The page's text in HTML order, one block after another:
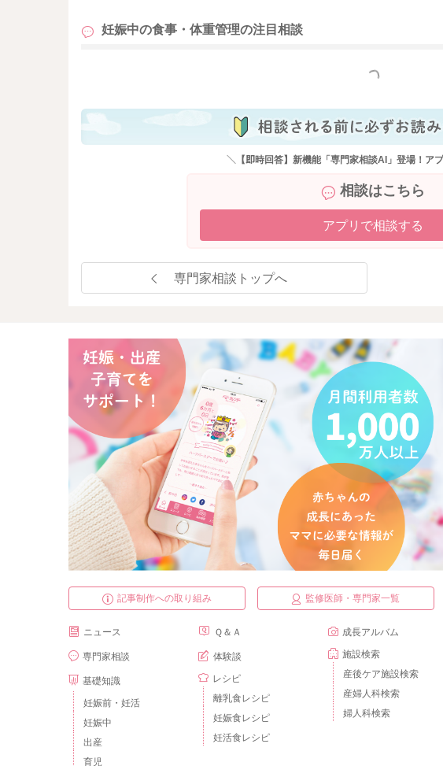
妊娠中の食事・体重管理の注目相談
もっと見る
＼【即時回答】新機能「専門家相談AI」登場！ア
相談はこちら
アプリで相談する
専門家相談トップへ
記事制作への取り組み 監修医師・専門家一覧
ニュース
専門家相談
基礎知識
妊娠前・妊活
妊娠中
出産
育児
Ｑ＆Ａ
体験談
レシピ
離乳食レシピ
妊娠食レシピ
妊活食レシピ
成長アルバム
施設検索
産後ケア施設検索
産婦人科検索
婦人科検索